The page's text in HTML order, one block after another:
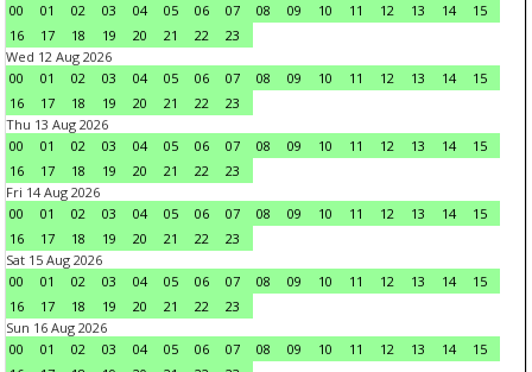
00
01 02 03 04 05 06 07 08 09 10 11 12 13 14
15
16
17 18 19 20 21 22
23
Wed 12 Aug 2026
00
01 02 03 04 05 06 07 08 09 10 11 12 13 14
15
16
17 18 19 20 21 22
23
Thu 13 Aug 2026
00
01 02 03 04 05 06 07 08 09 10 11 12 13 14
15
16
17 18 19 20 21 22
23
Fri 14 Aug 2026
00
01 02 03 04 05 06 07 08 09 10 11 12 13 14
15
16
17 18 19 20 21 22
23
Sat 15 Aug 2026
00
01 02 03 04 05 06 07 08 09 10 11 12 13 14
15
16
17 18 19 20 21 22
23
Sun 16 Aug 2026
00
01 02 03 04 05 06 07 08 09 10 11 12 13 14
15